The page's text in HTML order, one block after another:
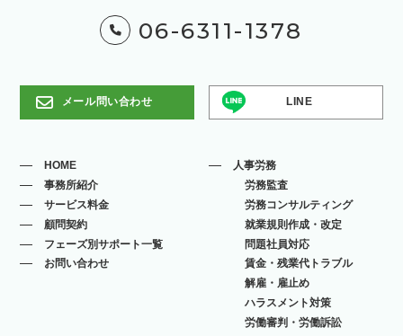
06-6311-1378
メール問い合わせ LINE
HOME
事務所紹介
サービス料金
顧問契約
フェーズ別サポート一覧
お問い合わせ
人事労務
労務監査
労務コンサルティング
就業規則作成・改定
問題社員対応
賃金・残業代トラブル
解雇・雇止め
ハラスメント対策
労働審判・労働訴訟